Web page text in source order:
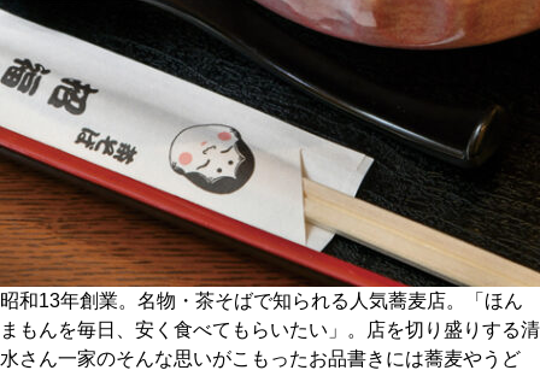
京都おやつクラブ
私と店のはなし
今月の京みやげ
京都の書店
昭和13年創業。名物・茶そばで知られる人気蕎麦店。「ほん
まもんを毎日、安く食べてもらいたい」。店を切り盛りする清
水さん一家のそんな思いがこもったお品書きには蕎麦やうど